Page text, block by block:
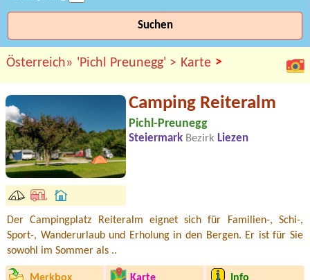
Suchen
Österreich» 'Pichl Preunegg' > Karte >
Camping Reiteralm
Pichl-Preunegg
Steiermark Bezirk Liezen
Der Campingplatz Reiteralm eignet sich für Familien-, Schi-,
Sport-, Wanderurlaub und Erholung in den Bergen. Er ist für Sie
sowohl im Sommer als ..